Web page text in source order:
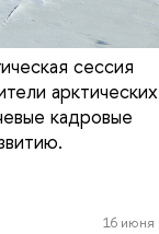
сессия
арктических
кадровые
16 июня